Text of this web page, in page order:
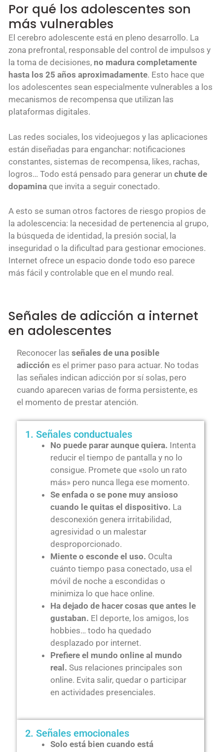
Por qué los adolescentes son
más vulnerables
El cerebro adolescente está en pleno desarrollo. La
zona prefrontal, responsable del control de impulsos y
la toma de decisiones, no madura completamente
hasta los 25 años aproximadamente. Esto hace que
los adolescentes sean especialmente vulnerables a los
mecanismos de recompensa que utilizan las
plataformas digitales.
Las redes sociales, los videojuegos y las aplicaciones
están diseñadas para enganchar: notificaciones
constantes, sistemas de recompensa, likes, rachas,
logros… Todo está pensado para generar un chute de
dopamina que invita a seguir conectado.
A esto se suman otros factores de riesgo propios de
la adolescencia: la necesidad de pertenencia al grupo,
la búsqueda de identidad, la presión social, la
inseguridad o la dificultad para gestionar emociones.
Internet ofrece un espacio donde todo eso parece
más fácil y controlable que en el mundo real.
Señales de adicción a internet
en adolescentes
Reconocer las señales de una posible
adicción es el primer paso para actuar. No todas
las señales indican adicción por sí solas, pero
cuando aparecen varias de forma persistente, es
el momento de prestar atención.
1. Señales conductuales
No puede parar aunque quiera. Intenta
reducir el tiempo de pantalla y no lo
consigue. Promete que «solo un rato
más» pero nunca llega ese momento.
Se enfada o se pone muy ansioso
cuando le quitas el dispositivo. La
desconexión genera irritabilidad,
agresividad o un malestar
desproporcionado.
Miente o esconde el uso. Oculta
cuánto tiempo pasa conectado, usa el
móvil de noche a escondidas o
minimiza lo que hace online.
Ha dejado de hacer cosas que antes le
gustaban. El deporte, los amigos, los
hobbies… todo ha quedado
desplazado por internet.
Prefiere el mundo online al mundo
real. Sus relaciones principales son
online. Evita salir, quedar o participar
en actividades presenciales.
2. Señales emocionales
Solo está bien cuando está